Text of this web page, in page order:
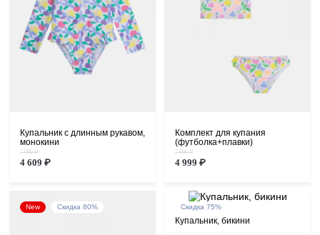
Купальник с длинным рукавом,
монокини
7 090 ₽
4 609 ₽
Комплект для купания
(футболка+плавки)
7 690 ₽
4 999 ₽
New Скидка 80% Скидка 75%
Купальник, бикини